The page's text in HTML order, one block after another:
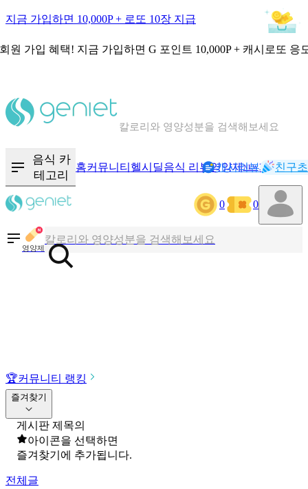
지금 가입하면 10,000P + 로또 10장 지급
원 가입 혜택! 지금 가입하면 G 포인트 10,000P + 캐시로또 응
칼로리와 영양성분을 검색해보세요
음식 카
테고리
홈커뮤니티 헬시딜음식 리뷰영양제NEW기록
캐시리뷰 친구
0 0
영양제
칼로리와 영양성분을 검색해보세요
혈당 · 다이어트 음식 검색해보세요
🏆커뮤니티 랭킹
즐겨찾기
게시판 제목의
아이콘을 선택하면
즐겨찾기에 추가됩니다.
전체글